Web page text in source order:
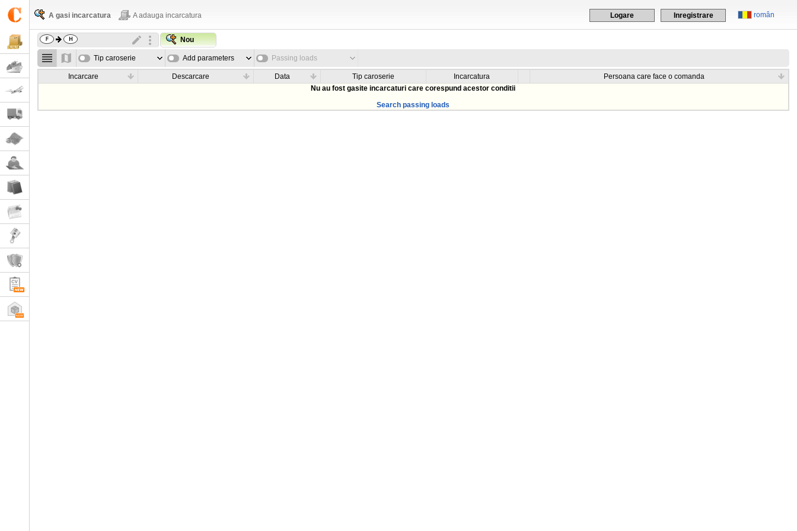
român
Logare Inregistrare
A gasi incarcatura A adauga incarcatura
Nou
Tip caroserie Add parameters Passing loads
Incarcare Descarcare Data Tip caroserie Incarcatura
Persoana care face o comanda
Nu au fost gasite incarcaturi care corespund acestor conditii
Search passing loads